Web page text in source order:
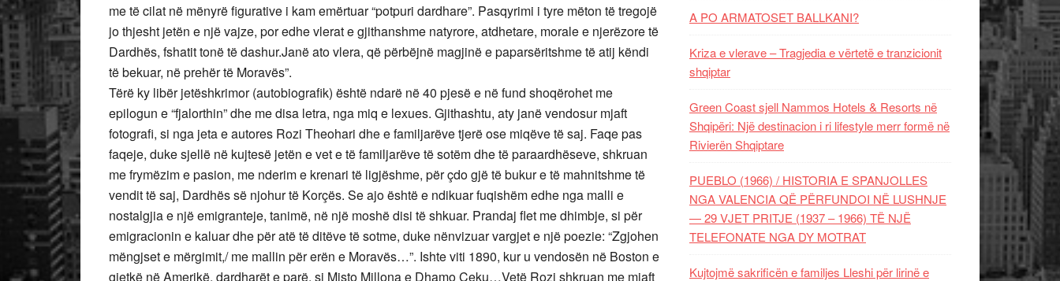
me të cilat në mënyrë figurative i kam emërtuar “potpuri dardhare”. Pasqyrimi i tyre mëton të tregojë
jo thjesht jetën e një vajze, por edhe vlerat e gjithanshme natyrore, atdhetare, morale e njerëzore të
Dardhës, fshatit tonë të dashur.Janë ato vlera, që përbëjnë magjinë e paparsëritshme të atij këndi
të bekuar, në prehër të Moravës”.
Tërë ky libër jetëshkrimor (autobiografik) është ndarë në 40 pjesë e në fund shoqërohet me
epilogun e “fjalorthin” dhe me disa letra, nga miq e lexues. Gjithashtu, aty janë vendosur mjaft
fotografi, si nga jeta e autores Rozi Theohari dhe e familjarëve tjerë ose miqëve të saj. Faqe pas
faqeje, duke sjellë në kujtesë jetën e vet e të familjarëve të sotëm dhe të paraardhëseve, shkruan
me frymëzim e pasion, me nderim e krenari të ligjëshme, për çdo gjë të bukur e të mahnitshme të
vendit të saj, Dardhës së njohur të Korçës. Se ajo është e ndikuar fuqishëm edhe nga malli e
nostalgjia e një emigranteje, tanimë, në një moshë disi të shkuar. Prandaj flet me dhimbje, si për
emigracionin e kaluar dhe për atë të ditëve të sotme, duke nënvizuar vargjet e një poezie: “Zgjohen
mëngjset e mërgimit,/ me mallin për erën e Moravës…”. Ishte viti 1890, kur u vendosën në Boston e
gjetkë në Amerikë, dardharët e parë, si Misto Millona e Dhamo Çeku…Vetë Rozi shkruan me mjaft
A PO ARMATOSET BALLKANI?
Kriza e vlerave – Tragjedia e vërtetë e tranzicionit
shqiptar
Green Coast sjell Nammos Hotels & Resorts në
Shqipëri: Një destinacion i ri lifestyle merr formë në
Rivierën Shqiptare
PUEBLO (1966) / HISTORIA E SPANJOLLES
NGA VALENCIA QË PËRFUNDOI NË LUSHNJE
— 29 VJET PRITJE (1937 – 1966) TË NJË
TELEFONATE NGA DY MOTRAT
Kujtojmë sakrificën e familjes Lleshi për lirinë e